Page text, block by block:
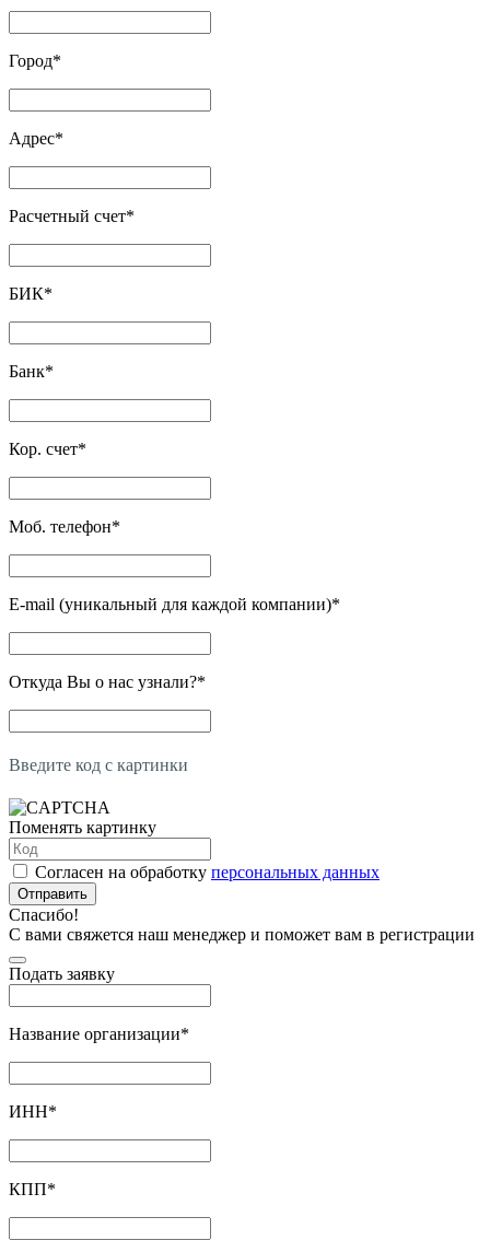
Город*
Адрес*
Расчетный счет*
БИК*
Банк*
Кор. счет*
Моб. телефон*
E-mail (уникальный для каждой компании)*
Откуда Вы о нас узнали?*
Введите код с картинки
Поменять картинку
Согласен на обработку персональных данных
Отправить
Спасибо!
С вами свяжется наш менеджер и поможет вам в регистрации
Подать заявку
Название организации*
ИНН*
КПП*